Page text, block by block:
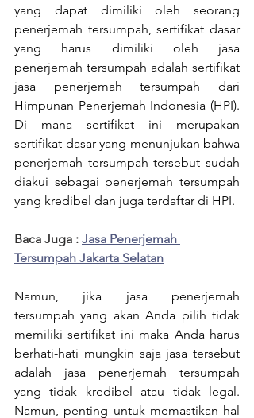
yang dapat dimiliki oleh seorang
penerjemah tersumpah, sertifikat dasar
yang harus dimiliki oleh jasa
penerjemah tersumpah adalah sertifikat
jasa penerjemah tersumpah dari
Himpunan Penerjemah Indonesia (HPI).
Di mana sertifikat ini merupakan
sertifikat dasar yang menunjukan bahwa
penerjemah tersumpah tersebut sudah
diakui sebagai penerjemah tersumpah
yang kredibel dan juga terdaftar di HPI.
Baca Juga : Jasa Penerjemah
Tersumpah Jakarta Selatan
Namun, jika jasa penerjemah
tersumpah yang akan Anda pilih tidak
memiliki sertifikat ini maka Anda harus
berhati-hati mungkin saja jasa tersebut
adalah jasa penerjemah tersumpah
yang tidak kredibel atau tidak legal.
Namun, penting untuk memastikan hal